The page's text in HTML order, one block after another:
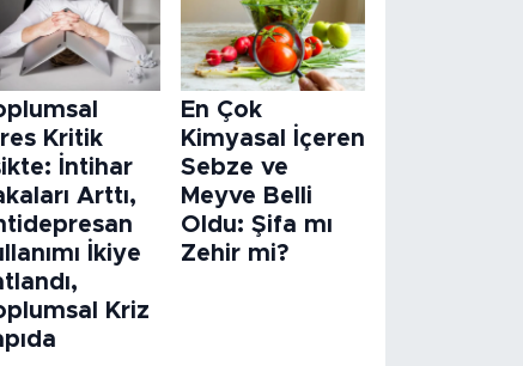
Kritik
İntihar
Arttı,
İkiye
Kriz
En Çok
Kimyasal İçeren
Sebze ve
Meyve Belli
Oldu: Şifa mı
Zehir mi?